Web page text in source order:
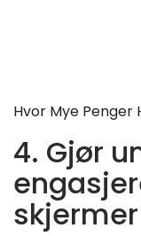
Hvor Mye Penger
4. Gjør
skjermer